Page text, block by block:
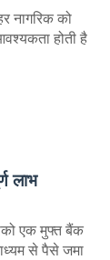
नागरिक को
होती है
लाभ
एक मुफ्त बैंक
से पैसे जमा